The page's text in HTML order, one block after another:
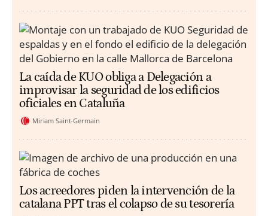
La caída de KUO obliga a Delegación a
improvisar la seguridad de los edificios
oficiales en Cataluña
Miriam Saint-Germain
Los acreedores piden la intervención de la
catalana PPT tras el colapso de su tesorería